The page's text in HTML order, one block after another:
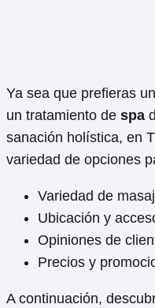
Ya sea que prefieras un
un tratamiento de spa
sanación holística, en
variedad de opciones
Variedad de
Ubicación y
Opiniones de
Precios y
A continuación,